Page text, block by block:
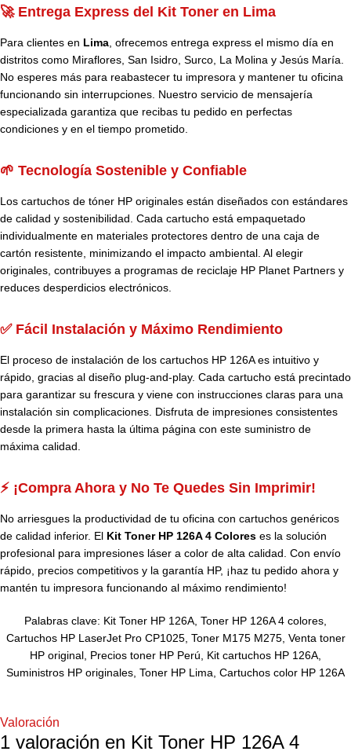
🚀 Entrega Express del Kit Toner en Lima
Para clientes en Lima, ofrecemos entrega express el mismo día en
distritos como Miraflores, San Isidro, Surco, La Molina y Jesús María.
No esperes más para reabastecer tu impresora y mantener tu oficina
funcionando sin interrupciones. Nuestro servicio de mensajería
especializada garantiza que recibas tu pedido en perfectas
condiciones y en el tiempo prometido.
🌱 Tecnología Sostenible y Confiable
Los cartuchos de tóner HP originales están diseñados con estándares
de calidad y sostenibilidad. Cada cartucho está empaquetado
individualmente en materiales protectores dentro de una caja de
cartón resistente, minimizando el impacto ambiental. Al elegir
originales, contribuyes a programas de reciclaje HP Planet Partners y
reduces desperdicios electrónicos.
✅ Fácil Instalación y Máximo Rendimiento
El proceso de instalación de los cartuchos HP 126A es intuitivo y
rápido, gracias al diseño plug-and-play. Cada cartucho está precintado
para garantizar su frescura y viene con instrucciones claras para una
instalación sin complicaciones. Disfruta de impresiones consistentes
desde la primera hasta la última página con este suministro de
máxima calidad.
⚡ ¡Compra Ahora y No Te Quedes Sin Imprimir!
No arriesgues la productividad de tu oficina con cartuchos genéricos
de calidad inferior. El Kit Toner HP 126A 4 Colores es la solución
profesional para impresiones láser a color de alta calidad. Con envío
rápido, precios competitivos y la garantía HP, ¡haz tu pedido ahora y
mantén tu impresora funcionando al máximo rendimiento!
Palabras clave: Kit Toner HP 126A, Toner HP 126A 4 colores,
Cartuchos HP LaserJet Pro CP1025, Toner M175 M275, Venta toner
HP original, Precios toner HP Perú, Kit cartuchos HP 126A,
Suministros HP originales, Toner HP Lima, Cartuchos color HP 126A
Valoración
1 valoración en Kit Toner HP 126A 4